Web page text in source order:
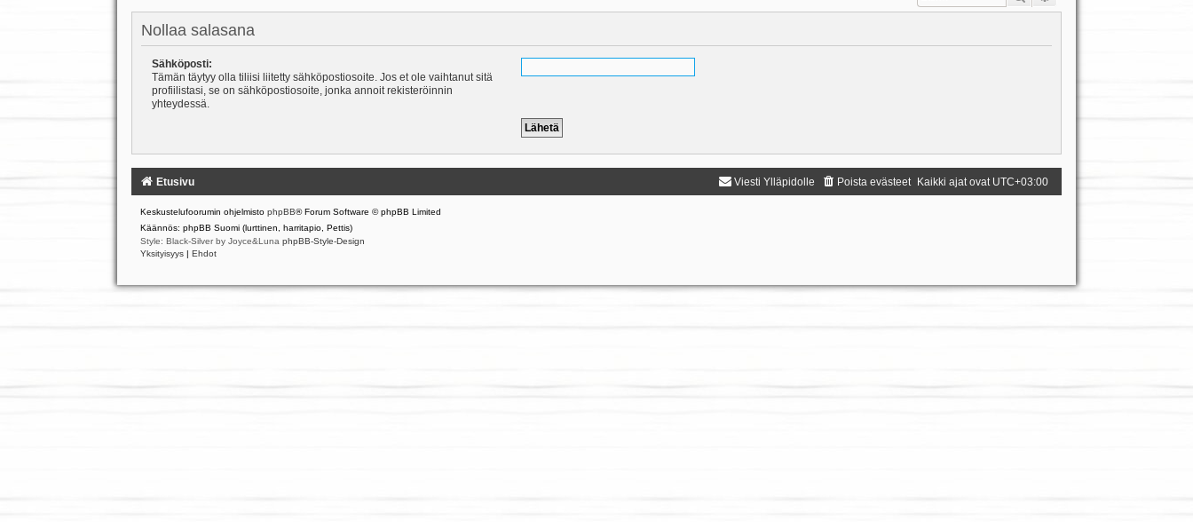
Nollaa salasana
Sähköposti:
Tämän täytyy olla tiliisi liitetty sähköpostiosoite. Jos et ole vaihtanut sitä
profiilistasi, se on sähköpostiosoite, jonka annoit rekisteröinnin
yhteydessä.
Etusivu Kaikki ajat ovat UTC+03:00
Poista evästeet
Viesti Ylläpidolle
Keskustelufoorumin ohjelmisto phpBB® Forum Software © phpBB Limited
Käännös: phpBB Suomi (lurttinen, harritapio, Pettis)
Style: Black-Silver by Joyce&Luna phpBB-Style-Design
Yksityisyys | Ehdot